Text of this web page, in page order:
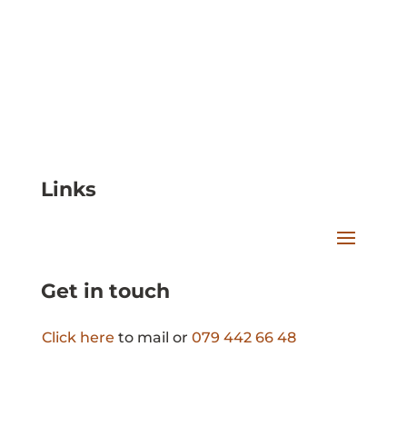
Links
Get in touch
Click here to mail or 079 442 66 48